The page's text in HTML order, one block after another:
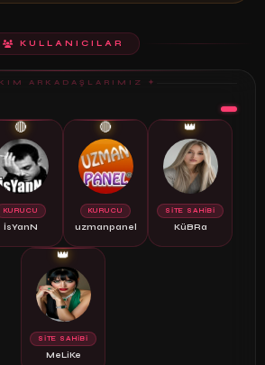
KULLANICILAR
ARKADAŞLARIMIZ ✦
🔴
KURUCU
İsYanN
🔴
KURUCU
uzmanpanel
👑
SİTE SAHİBİ
KüBRa
👑
SİTE SAHİBİ
MeLiKe